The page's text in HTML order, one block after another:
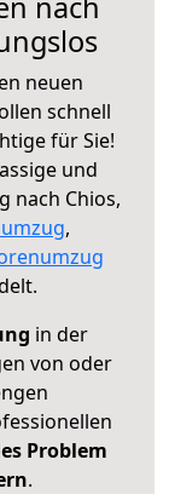
neuen
schnell
für Sie!
und
nach Chios,
,
in der
von oder
Problem
.